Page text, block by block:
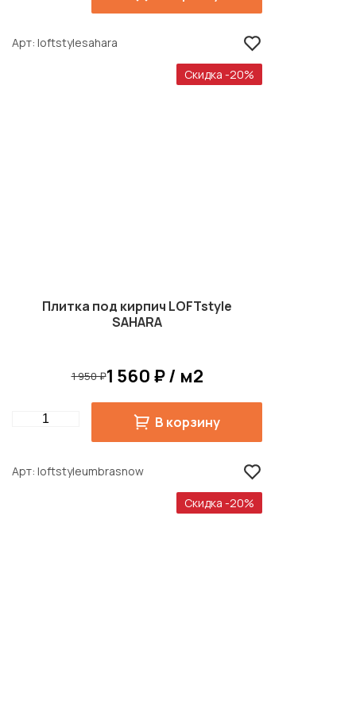
Арт loftstylesahara
Скидка -20%
Плитка под кирпич LOFTstyle
SAHARA
1 950 ₽1 560 ₽ / м2
Quantity В корзину
Арт loftstyleumbrasnow
Скидка -20%